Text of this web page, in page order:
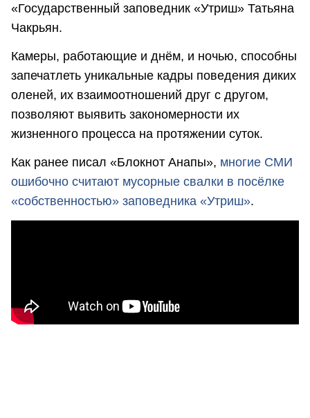
«Государственный заповедник «Утриш» Татьяна
Чакрьян.
Камеры, работающие и днём, и ночью, способны
запечатлеть уникальные кадры поведения диких
оленей, их взаимоотношений друг с другом,
позволяют выявить закономерности их
жизненного процесса на протяжении суток.
Как ранее писал «Блокнот Анапы», многие СМИ
ошибочно считают мусорные свалки в посёлке
«собственностью» заповедника «Утриш».